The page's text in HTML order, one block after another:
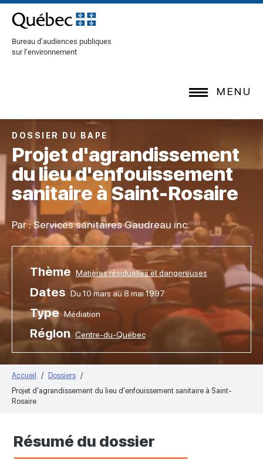
[Common.SkipToContent]
Bureau d’audiences publiques
sur l’environnement
MENU
DOSSIER DU BAPE
Projet d'agrandissement
du lieu d'enfouissement
sanitaire à Saint-Rosaire
Par : Services sanitaires Gaudreau inc.
Thème Matières résiduelles et dangereuses
Dates Du 10 mars au 8 mai 1997
Type Médiation
Région Centre-du-Québec
Accueil
Dossiers
Projet d'agrandissement du lieu d'enfouissement sanitaire à Saint-
Rosaire
Résumé du dossier